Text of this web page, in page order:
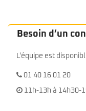
Besoin d’un
L'équipe est
01 40 16 01 20
11h-13h à 14h30-